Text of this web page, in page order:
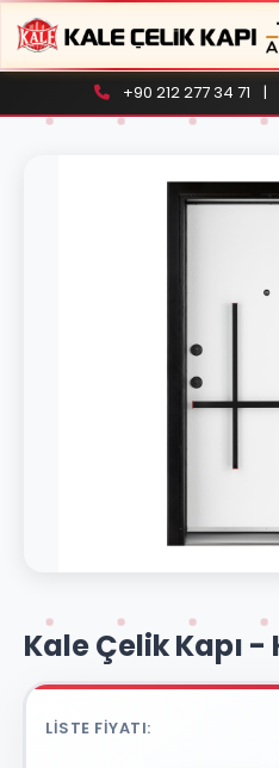
+90 212 277 34 71 |
Aramaya başlamak
Kale Çelik Kapı -
LISTE FIYATI: